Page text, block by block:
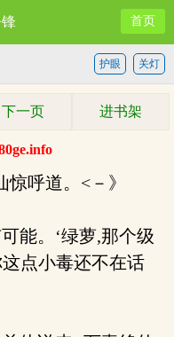
首页
关灯
护眼
下一页 进书架
呼道。<－》
能。‘绿萝,那个级
点小毒还不在话